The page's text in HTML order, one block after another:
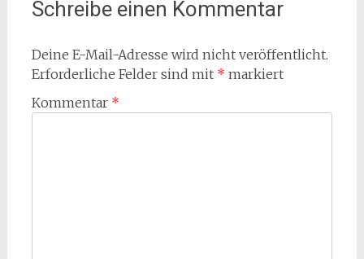
Schreibe einen Kommentar
Deine E-Mail-Adresse wird nicht veröffentlicht.
Erforderliche Felder sind mit * markiert
Kommentar *